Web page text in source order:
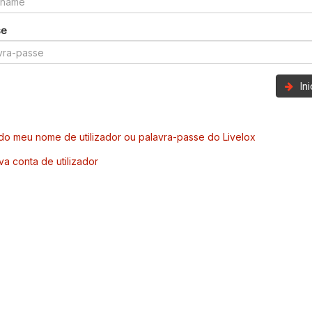
meu nome de utilizador ou palavra-passe do Livelox
conta de utilizador